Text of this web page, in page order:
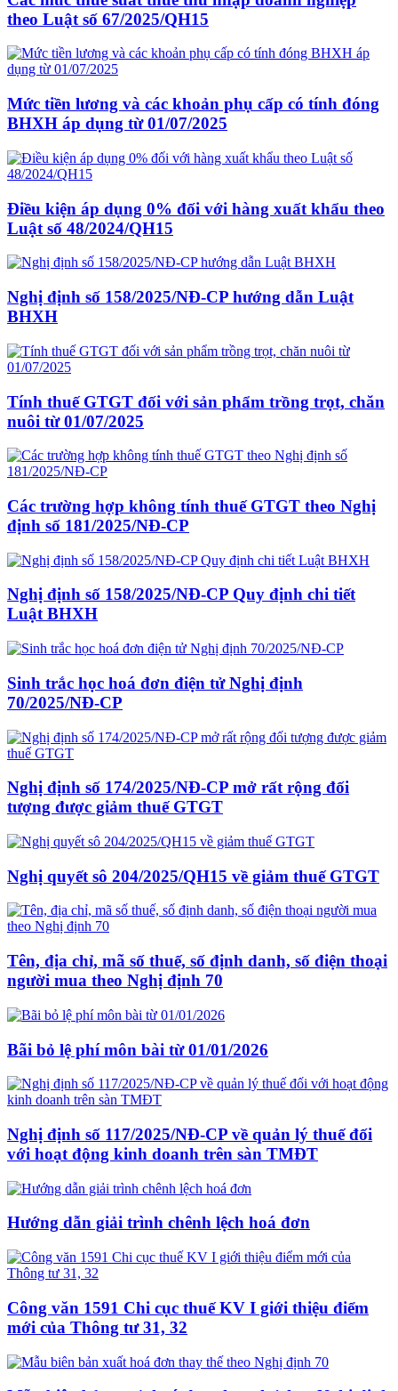
theo Luật số 67/2025/QH15
Mức tiền lương và các khoản phụ cấp có tính đóng
BHXH áp dụng từ 01/07/2025
Điều kiện áp dụng 0% đối với hàng xuất khẩu theo
Luật số 48/2024/QH15
Nghị định số 158/2025/NĐ-CP hướng dẫn Luật
BHXH
Tính thuế GTGT đối với sản phẩm trồng trọt, chăn
nuôi từ 01/07/2025
Các trường hợp không tính thuế GTGT theo Nghị
định số 181/2025/NĐ-CP
Nghị định số 158/2025/NĐ-CP Quy định chi tiết
Luật BHXH
Sinh trắc học hoá đơn điện tử Nghị định
70/2025/NĐ-CP
Nghị định số 174/2025/NĐ-CP mở rất rộng đối
tượng được giảm thuế GTGT
Nghị quyết sô 204/2025/QH15 về giảm thuế GTGT
Tên, địa chỉ, mã số thuế, số định danh, số điện thoại
người mua theo Nghị định 70
Bãi bỏ lệ phí môn bài từ 01/01/2026
Nghị định số 117/2025/NĐ-CP về quản lý thuế đối
với hoạt động kinh doanh trên sàn TMĐT
Hướng dẫn giải trình chênh lệch hoá đơn
Công văn 1591 Chi cục thuế KV I giới thiệu điểm
mới của Thông tư 31, 32